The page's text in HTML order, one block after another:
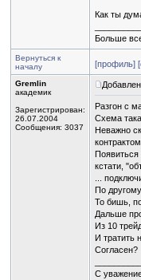
Как ты
Больше
Вернуться к
началу
[профиль]
Gremlin
академик
Зарегистрирован:
26.07.2004
Сообщения: 3037
Разгон с
Схема
Неважно
Появиться
кстати,
...
По
То бишь,
Дальше
Из 10
И тратить
Согласен?
С